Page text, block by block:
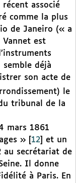
associé
comme la plus
de Janeiro (« a
Vannet est
semble déjà
son acte de
le
tribunal de la
mars 1861
»
12
et un
au secrétariat de
Il donne
à Paris. En